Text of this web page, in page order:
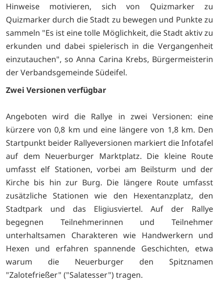
Hinweise motivieren, sich von Quizmarker zu
Quizmarker durch die Stadt zu bewegen und Punkte zu
sammeln "Es ist eine tolle Möglichkeit, die Stadt aktiv zu
erkunden und dabei spielerisch in die Vergangenheit
einzutauchen", so Anna Carina Krebs, Bürgermeisterin
der Verbandsgemeinde Südeifel.
Zwei Versionen verfügbar
Angeboten wird die Rallye in zwei Versionen: eine
kürzere von 0,8 km und eine längere von 1,8 km. Den
Startpunkt beider Rallyeversionen markiert die Infotafel
auf dem Neuerburger Marktplatz. Die kleine Route
umfasst elf Stationen, vorbei am Beilsturm und der
Kirche bis hin zur Burg. Die längere Route umfasst
zusätzliche Stationen wie den Hexentanzplatz, den
Stadtpark und das Eligiusviertel. Auf der Rallye
begegnen Teilnehmerinnen und Teilnehmer
unterhaltsamen Charakteren wie Handwerkern und
Hexen und erfahren spannende Geschichten, etwa
warum die Neuerburger den Spitznamen
"Zalotefrießer" ("Salatesser") tragen.